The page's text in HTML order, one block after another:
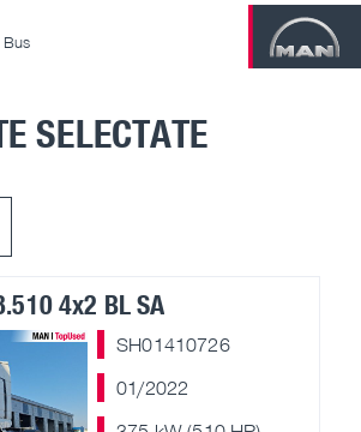
Bus
SELECTATE
4x2 BL SA
SH01410726
01/2022